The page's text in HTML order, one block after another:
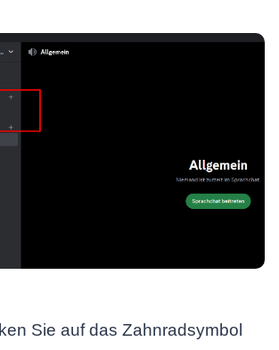
Sie auf das Zahnradsymbol